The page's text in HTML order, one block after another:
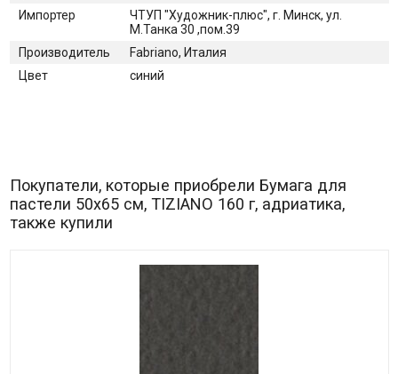
Импортер
ЧТУП "Художник-плюс", г. Минск, ул.
М.Танка 30 ,пом.39
Производитель
Fabriano, Италия
Цвет
синий
Покупатели, которые приобрели Бумага для
пастели 50х65 см, TIZIANO 160 г, адриатика,
также купили